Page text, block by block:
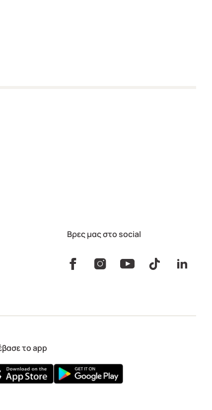
Βρες μας στο social
το app